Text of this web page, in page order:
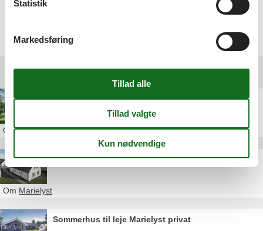
Andre artikler om Marielyst
Sommerhus Marielyst Danmark
OmMarielyst
Sommerhusudlejning Marielyst Falster
Om Marielyst
Sommerhus til leje Marielyst privat
Statistik
Markedsføring